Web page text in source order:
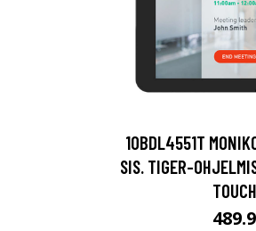
10BDL4551T
SIS. TIGER-